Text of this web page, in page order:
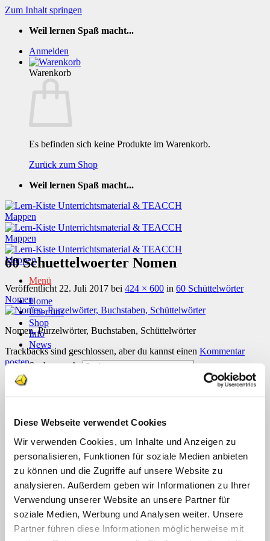
Diese Webseite verwendet Cookies
Wir verwenden Cookies, um Inhalte und Anzeigen zu
personalisieren, Funktionen für soziale Medien anbieten
zu können und die Zugriffe auf unsere Website zu
analysieren. Außerdem geben wir Informationen zu Ihrer
Verwendung unserer Website an unsere Partner für
soziale Medien, Werbung und Analysen weiter. Unsere
Partner führen diese Informationen möglicherweise mit
Zum Inhalt springen
Weil lernen Spaß macht...
Anmelden
Warenkorb
Es befinden sich keine Produkte im Warenkorb.
Zurück zum Shop
Weil lernen Spaß macht...
Menü
Home
Über uns
Shop
Info
News
Suchen nach:
Suchen nach:
60 Schuettelwoerter Nomen
Veröffentlicht 22. Juli 2017 bei 424 × 600 in 60 Schüttelwörter
Nomen
Nomen, Purzelwörter, Buchstaben, Schüttelwörter
Trackbacks sind geschlossen, aber du kannst einen Kommentar
posten.
Schreibe einen Kommentar
Felder sind mit*markiert
Kommentar*